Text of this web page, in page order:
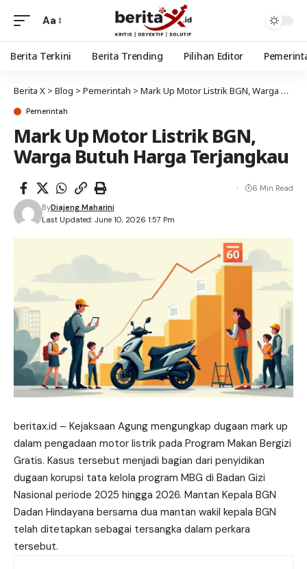
Aa
Berita Terkini Berita Trending Pilihan Editor
Berita X > Blog > Pemerintah > Mark Up Motor Listrik BGN, Warga Butuh Harga Terjangkau
Pemerintah
Mark Up Motor Listrik BGN,
Warga Butuh Harga Terjangkau
Last Updated: June 10, 2026 1:57 Pm
ByDiajeng Maharini
6 Min Read
beritax.id – Kejaksaan Agung mengungkap dugaan mark up
dalam pengadaan motor listrik pada Program Makan Bergizi
Gratis. Kasus tersebut menjadi bagian dari penyidikan
dugaan korupsi tata kelola program MBG di Badan Gizi
Nasional periode 2025 hingga 2026. Mantan Kepala BGN
Dadan Hindayana bersama dua mantan wakil kepala BGN
telah ditetapkan sebagai tersangka dalam perkara
tersebut.